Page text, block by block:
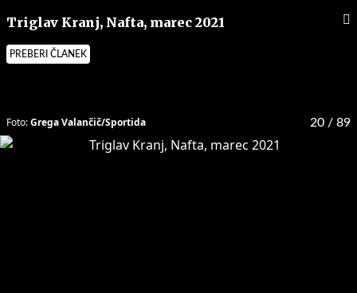
Triglav Kranj, Nafta, marec 2021
PREBERI ČLANEK
20 / 89
Foto:Grega Valančič/Sportida